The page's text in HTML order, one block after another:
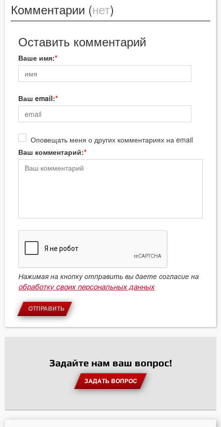
Комментарии (нет)
Оставить комментарий
Ваше имя:
Ваш email:
Оповещать меня о других комментариях на email
Ваш комментарий:
Нажимая на кнопку отправить вы даете согласие на
обработку своих персональных данных
ОТПРАВИТЬ
Задайте нам ваш вопрос!
ЗАДАТЬ ВОПРОС